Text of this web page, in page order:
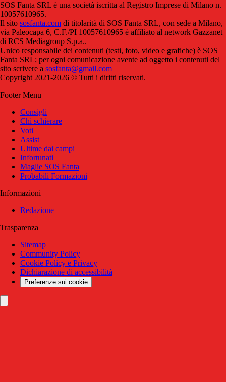
SOS Fanta SRL è una società iscritta al Registro Imprese di Milano n.
10057610965.
Il sito sosfanta.com di titolarità di SOS Fanta SRL, con sede a Milano,
via Paleocapa 6, C.F./PI 10057610965 è affiliato al network Gazzanet
di RCS Mediagroup S.p.a..
Unico responsabile dei contenuti (testi, foto, video e grafiche) è SOS
Fanta SRL; per ogni comunicazione avente ad oggetto i contenuti del
sito scrivere a sosfanta@gmail.com
Copyright 2021-2026 © Tutti i diritti riservati.
Footer Menu
Consigli
Chi schierare
Voti
Assist
Ultime dai campi
Infortunati
Maglie SOS Fanta
Probabili Formazioni
Informazioni
Redazione
Trasparenza
Sitemap
Community Policy
Cookie Policy e Privacy
Dichiarazione di accessibilità
Preferenze sui cookie